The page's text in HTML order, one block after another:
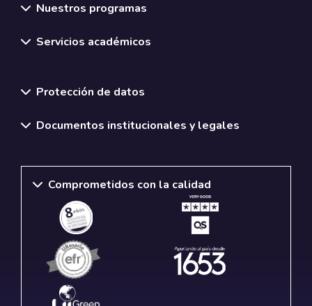
Nuestros programas
Servicios académicos
Protección de datos
Documentos institucionales y legales
Comprometidos con la calidad